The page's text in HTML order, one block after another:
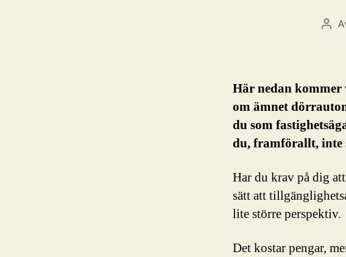
Här nedan
om ämnet
du som
du, framförallt, inte
Har du krav på dig
sätt att
lite större perspektiv.
Det kostar pengar,